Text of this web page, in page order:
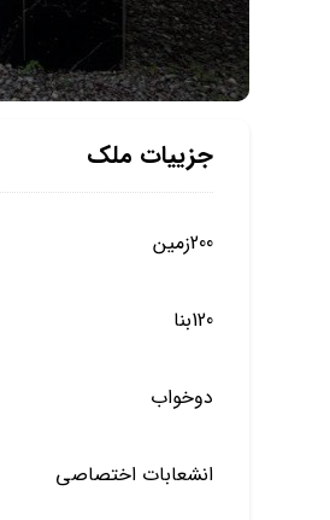
جزییات ملک
200زمین
120بنا
دوخواب
انشعابات اختصاصی